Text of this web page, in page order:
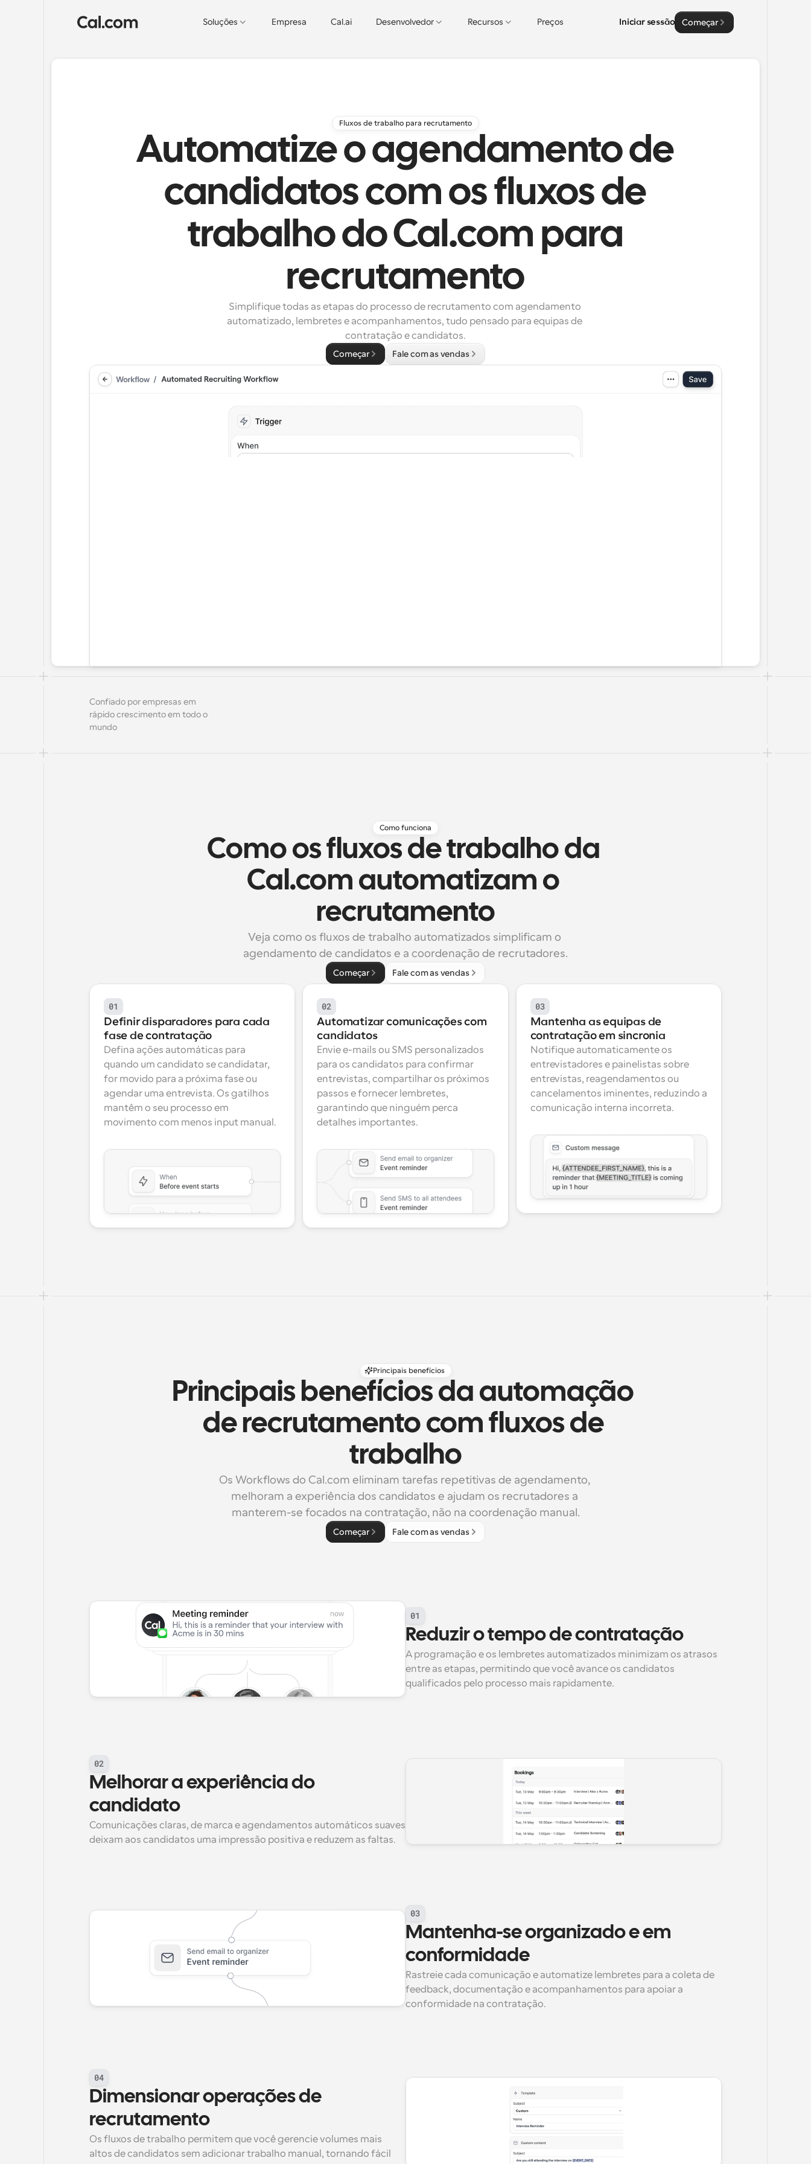
Soluções Empresa Cal.ai Desenvolvedor Recursos Preços Iniciar sessão Começar
Fluxos de trabalho para recrutamento
Automatize o agendamento de
candidatos com os fluxos de
trabalho do Cal.com para
recrutamento
Simplifique todas as etapas do processo de recrutamento com agendamento
automatizado, lembretes e acompanhamentos, tudo pensado para equipas de
contratação e candidatos.
Começar Fale com as vendas
Confiado por empresas em
rápido crescimento em todo o
mundo
Como funciona
Como os fluxos de trabalho da
Cal.com automatizam o
recrutamento
Veja como os fluxos de trabalho automatizados simplificam o
agendamento de candidatos e a coordenação de recrutadores.
Começar Fale com as vendas
01
Definir disparadores para cada
fase de contratação
Defina ações automáticas para
quando um candidato se candidatar,
for movido para a próxima fase ou
agendar uma entrevista. Os gatilhos
mantêm o seu processo em
movimento com menos input manual.
02
Automatizar comunicações com
candidatos
Envie e-mails ou SMS personalizados
para os candidatos para confirmar
entrevistas, compartilhar os próximos
passos e fornecer lembretes,
garantindo que ninguém perca
detalhes importantes.
03
Mantenha as equipas de
contratação em sincronia
Notifique automaticamente os
entrevistadores e painelistas sobre
entrevistas, reagendamentos ou
cancelamentos iminentes, reduzindo a
comunicação interna incorreta.
Principais benefícios
Principais benefícios da automação
de recrutamento com fluxos de
trabalho
Os Workflows do Cal.com eliminam tarefas repetitivas de agendamento,
melhoram a experiência dos candidatos e ajudam os recrutadores a
manterem-se focados na contratação, não na coordenação manual.
Começar Fale com as vendas
01
Reduzir o tempo de contratação
A programação e os lembretes automatizados minimizam os atrasos
entre as etapas, permitindo que você avance os candidatos
qualificados pelo processo mais rapidamente.
02
Melhorar a experiência do
candidato
Comunicações claras, de marca e agendamentos automáticos suaves
deixam aos candidatos uma impressão positiva e reduzem as faltas.
03
Mantenha-se organizado e em
conformidade
Rastreie cada comunicação e automatize lembretes para a coleta de
feedback, documentação e acompanhamentos para apoiar a
conformidade na contratação.
04
Dimensionar operações de
recrutamento
Os fluxos de trabalho permitem que você gerencie volumes mais
altos de candidatos sem adicionar trabalho manual, tornando fácil